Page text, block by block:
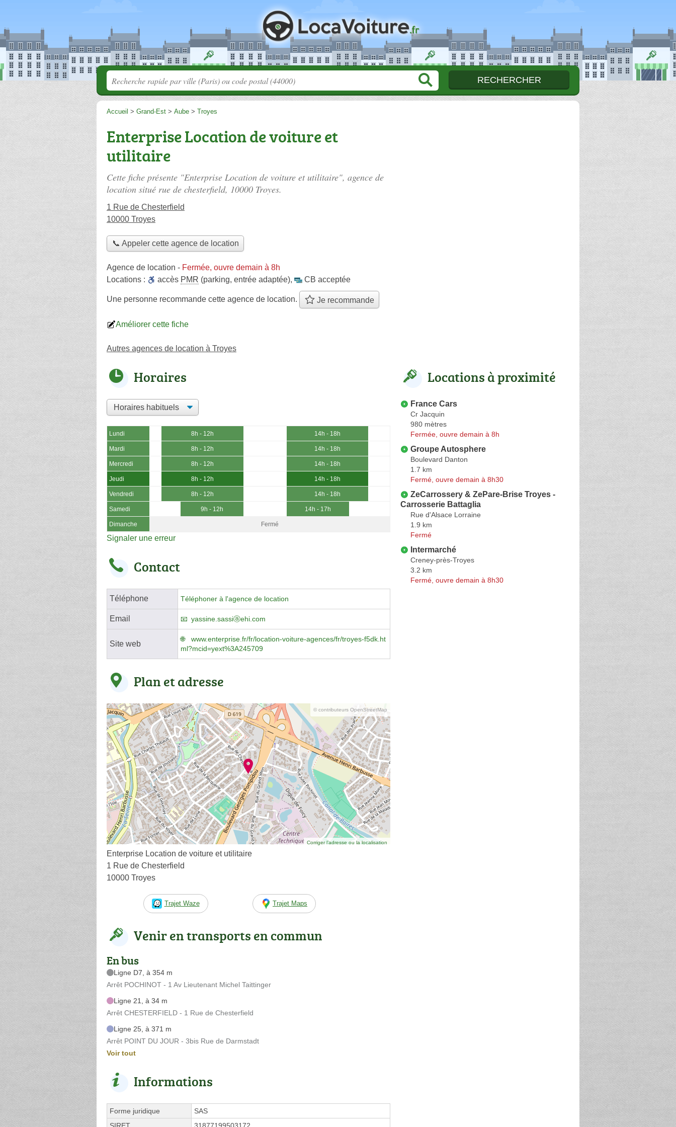
Accueil > Grand-Est > Aube > Troyes
Enterprise Location de voiture et
utilitaire
Cette fiche présente "Enterprise Location de voiture et utilitaire", agence de
location situé rue de chesterfield, 10000 Troyes.
1 Rue de Chesterfield
10000 Troyes
📞 Appeler cette agence de location
Agence de location - Fermée, ouvre demain à 8h
Locations :
accès PMR (parking, entrée adaptée), CB acceptée
Une personne recommande cette agence de location. Je recommande
Améliorer cette fiche
Autres agences de location à Troyes
Horaires
Lundi 8h - 12h 14h - 18h
Mardi 8h - 12h 14h - 18h
Mercredi 8h - 12h 14h - 18h
Jeudi 8h - 12h 14h - 18h
Vendredi 8h - 12h 14h - 18h
Samedi 9h - 12h 14h - 17h
Dimanche Fermé
Signaler une erreur
Contact
Téléphone Téléphoner à l'agence de location
Email yassine.sassiⓐehi.com
Site web
www.enterprise.fr/fr/location-voiture-agences/fr/troyes-f5dk.ht
ml?mcid=yext%3A245709
Plan et adresse
© contributeurs OpenStreetMap
Corriger l’adresse ou la localisation
Enterprise Location de voiture et utilitaire
1 Rue de Chesterfield
10000 Troyes
Trajet Waze Trajet Maps
Venir en transports en commun
En bus
Ligne D7, à 354 m
Arrêt POCHINOT - 1 Av Lieutenant Michel Taittinger
Ligne 21, à 34 m
Arrêt CHESTERFIELD - 1 Rue de Chesterfield
Ligne 25, à 371 m
Arrêt POINT DU JOUR - 3bis Rue de Darmstadt
Voir tout
Informations
Forme juridique
SAS
SIRET
31877199503172
Locations à proximité
France Cars
Cr Jacquin
980 mètres
Fermée, ouvre demain à 8h
Groupe Autosphere
Boulevard Danton
1.7 km
Fermé, ouvre demain à 8h30
ZeCarrossery & ZePare-Brise Troyes -
Carrosserie Battaglia
Rue d'Alsace Lorraine
1.9 km
Fermé
Intermarché
Creney-près-Troyes
3.2 km
Fermé, ouvre demain à 8h30